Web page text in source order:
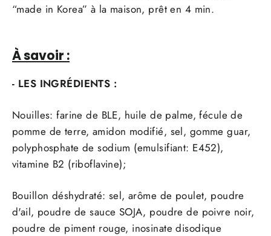
“made in Korea” à la maison, prêt en 4 min.
À savoir :
- LES INGRÉDIENTS :
Nouilles: farine de BLE, huile de palme, fécule de
pomme de terre, amidon modifié, sel, gomme guar,
polyphosphate de sodium (emulsifiant: E452),
vitamine B2 (riboflavine);
Bouillon déshydraté: sel, arôme de poulet, poudre
d'ail, poudre de sauce SOJA, poudre de poivre noir,
poudre de piment rouge, inosinate disodique